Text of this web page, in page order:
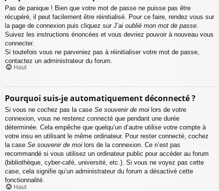
Pas de panique ! Bien que votre mot de passe ne puisse pas être
récupéré, il peut facilement être réinitialisé. Pour ce faire, rendez vous sur
la page de connexion puis cliquez sur J’ai oublié mon mot de passe
Suivez les instructions énoncées et vous devriez pouvoir à nouveau vous
connecter.
Si toutefois vous ne parveniez pas à réinitialiser votre mot de passe,
contactez un administrateur du forum.
Haut
Pourquoi suis-je automatiquement déconnecté ?
Si vous ne cochez pas la case Se souvenir de moi lors de votre
connexion, vous ne resterez connecté que pendant une durée
déterminée. Cela empêche que quelqu’un d’autre utilise votre compte à
votre insu en utilisant le même ordinateur. Pour rester connecté, cochez
la case Se souvenir de moi lors de la connexion. Ce n’est pas
recommandé si vous utilisez un ordinateur public pour accéder au forum
(bibliothèque, cyber-café, université, etc.). Si vous ne voyez pas cette
case, cela signifie qu’un administrateur du forum a désactivé cette
fonctionnalité.
Haut